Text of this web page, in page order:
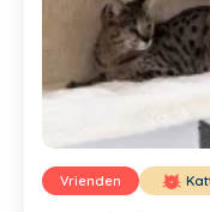
Vrienden